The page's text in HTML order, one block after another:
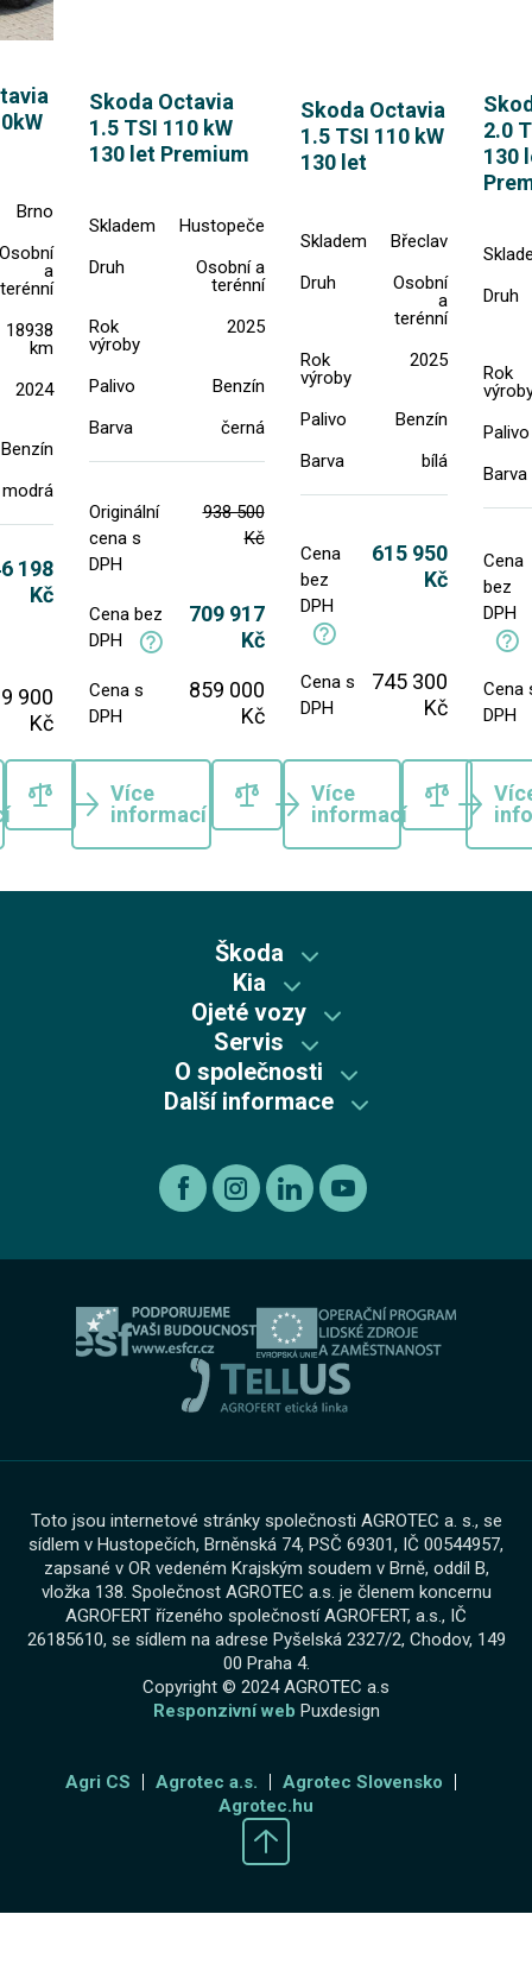
Brno
a
terénní
18938
km
2024
Benzín
modrá
198
Kč
900
Kč
Skoda Octavia
1.5 TSI 110 kW
130 let Premium
Skladem
Hustopeče
Druh
Osobní a
terénní
Rok
výroby
2025
Palivo
Benzín
Barva
černá
Originální
cena s
DPH
938 500
Kč
Cena bez
DPH
709 917
Kč
Cena s
DPH
859 000
Kč
Více
informací
Skoda Octavia
1.5 TSI 110 kW
130 let
Skladem
Břeclav
Druh
Osobní
a
terénní
Rok
výroby
2025
Palivo
Benzín
Barva
bílá
Cena
bez
DPH
615 950
Kč
Cena s
DPH
745 300
Kč
Více
informací
2.0
130
Druh
Rok
Palivo
Barva
Cena
bez
DPH
Cena
DPH
Škoda
Škoda předváděcí vozy
Skladové vozy Škoda
Škoda Plus
Kia
Kia předváděcí vozy
Skladové vozy Kia
Ojeté vozy
Škoda plus
Škoda
Ojeté vozy
Servis
Autorizovaný servis Kia
Autorizovaný servis Volkswagen
Autorizovaný servis Volkswagen Užitkové vozy
Servis AGROTEC Group
Zimní servisní akce
O společnosti
Mycí centrum
O nás
Další informace
Etický kodex koncernu AGROFERT
Cookies
Toto jsou internetové stránky společnosti AGROTEC a. s., se
sídlem v Hustopečích, Brněnská 74, PSČ 69301, IČ 00544957,
zapsané v OR vedeném Krajským soudem v Brně, oddíl B,
vložka 138. Společnost AGROTEC a.s. je členem koncernu
AGROFERT řízeného společností AGROFERT, a.s., IČ
26185610, se sídlem na adrese Pyšelská 2327/2, Chodov, 149
00 Praha 4.
Copyright © 2024 AGROTEC a.s
Responzivní web Puxdesign
Agri CS Agrotec a.s.
Agrotec Slovensko
Agrotec.hu